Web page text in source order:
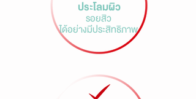
ประโลมผิว
รอยสิว
ได้อย่างมีประสิทธิภาพ